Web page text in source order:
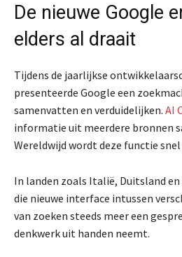
De nieuwe Google
elders al draait
Tijdens de jaarlijkse
presenteerde Google een
samenvatten en verduidelijken. AI
informatie uit meerdere bronnen
Wereldwijd wordt deze functie
In landen zoals Italië, Duitsland
die nieuwe interface intussen
van zoeken steeds meer een
denkwerk uit handen neemt.